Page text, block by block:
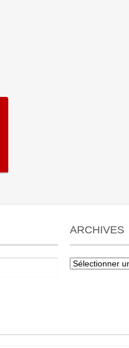
ARCHIVES
Archives